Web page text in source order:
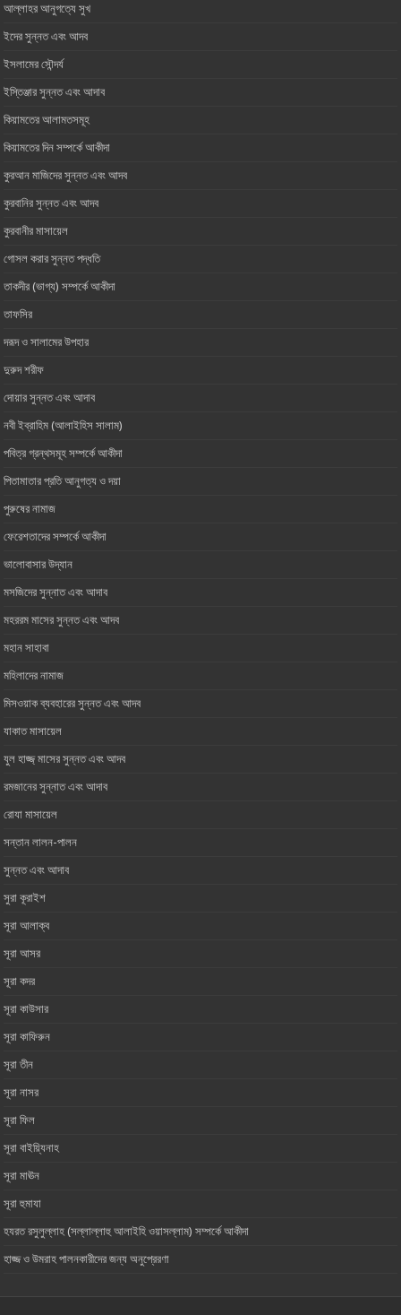
আল্লাহর আনুগত্যে সুখ
ইদের সুন্নত এবং আদব
ইসলামের সৌন্দর্য
ইস্তিঞ্জার সুন্নত এবং আদাব
কিয়ামতের আলামতসমূহ
কিয়ামতের দিন সম্পর্কে আকীদা
কুরআন মাজিদের সুন্নত এবং আদব
কুরবানির সুন্নত এবং আদব
কুরবানীর মাসায়েল
গোসল করার সুন্নত পদ্ধতি
তাকদীর (ভাগ্য) সম্পর্কে আকীদা
তাফসির
দরূদ ও সালামের উপহার
দুরুদ শরীফ
দোয়ার সুন্নত এবং আদাব
নবী ইব্রাহিম (আলাইহিস সালাম)
পবিত্র গ্রন্থসমূহ সম্পর্কে আকীদা
পিতামাতার প্রতি আনুগত্য ও ‎দয়া
পুরুষের নামাজ
ফেরেশতাদের সম্পর্কে আকীদা
ভালোবাসার ‎উদ্যান
মসজিদের সুন্নাত এবং আদাব
মহররম মাসের সুন্নত এবং আদব
মহান সাহাবা
মহিলাদের নামাজ
মিসওয়াক ব্যবহারের সুন্নত এবং আদব
যাকাত মাসায়েল
যুল হাজ্জ্ মাসের সুন্নত এবং আদব
রমজানের সুন্নাত এবং আদাব
রোযা মাসায়েল
সন্তান লালন-পালন
সুন্নত এবং আদাব
সুরা কূরাইশ
সূরা আলাক্ব
সূরা কদর
সূরা কাউসার
সূরা কাফিরুন
সূরা তীন
সূরা নাসর
সূরা ফিল
সূরা বাইয়্যিনাহ
সূরা হুমাযা
হযরত রসুলুল্লাহ (সল্লাল্লাহু আলাইহি ওয়াসল্লাম) সম্পর্কে আকীদা
হাজ্জ ও উমরাহ পালনকারীদের জন্য অনুপ্রেরণা